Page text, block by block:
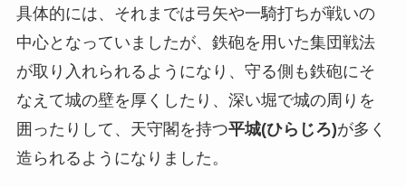
具体的には、それまでは弓矢や一騎打ちが戦いの
中心となっていましたが、鉄砲を用いた集団戦法
が取り入れられるようになり、守る側も鉄砲にそ
なえて城の壁を厚くしたり、深い堀で城の周りを
囲ったりして、天守閣を持つ平城(ひらじろ)が多く
造られるようになりました。